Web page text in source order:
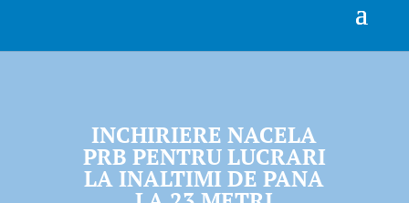
INCHIRIERE NACELA
PRB PENTRU LUCRARI
LA INALTIMI DE PANA